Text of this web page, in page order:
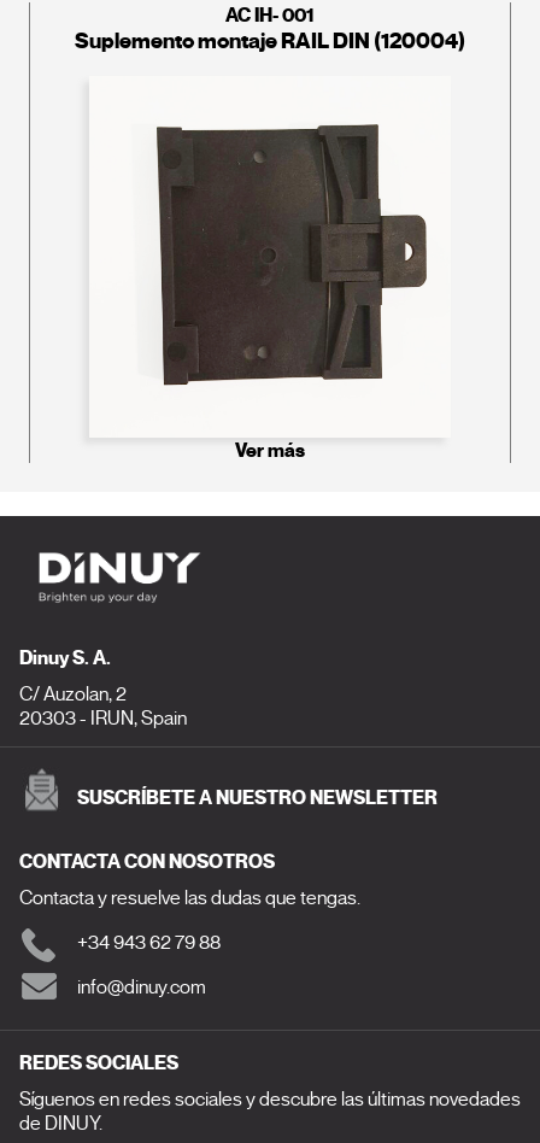
AC IH- 001
Suplemento montaje RAIL DIN (120004)
Ver más
Dinuy S. A.
C/ Auzolan, 2
20303 - IRUN, Spain
SUSCRÍBETE A NUESTRO NEWSLETTER
CONTACTA CON NOSOTROS
Contacta y resuelve las dudas que tengas.
+34 943 62 79 88
info@dinuy.com
REDES SOCIALES
Síguenos en redes sociales y descubre las últimas novedades
de DINUY.